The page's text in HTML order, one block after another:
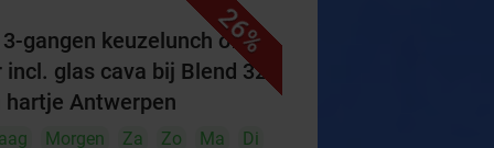
26%
gangen keuzelunch of -
incl. glas cava bij Blend 32
hartje Antwerpen
Morgen Za Zo Ma
Di